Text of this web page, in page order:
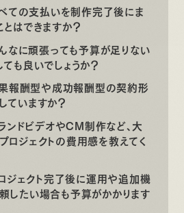
の支払いを制作完了後にま
はできますか？
に頑張っても予算が足りない
も良いでしょうか？
酬型や成功報酬型の契約形
ていますか？
ドビデオやCM制作など、大
ロジェクトの費用感を教えてく
ェクト完了後に運用や追加機
したい場合も予算がかかります